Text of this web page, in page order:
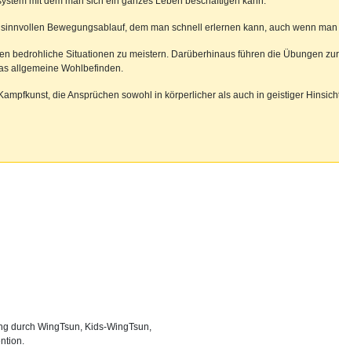
Bewegungsablauf, dem man schnell erlernen kann, auch wenn
bedrohliche Situationen zu meistern. Darüberhinaus führen die Übungen
allgemeine Wohlbefinden.
die Ansprüchen sowohl in körperlicher als auch in geistiger
durch WingTsun, Kids-WingTsun,